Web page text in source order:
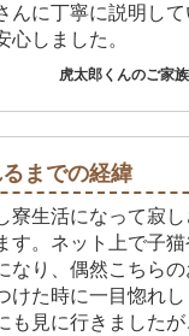
んに丁寧に説明し
心しました。
虎太郎くんのご家
までの経緯
寮生活になって寂
す。ネット上で子
なり、偶然こちら
けた時に一目惚れ
も見に行きました